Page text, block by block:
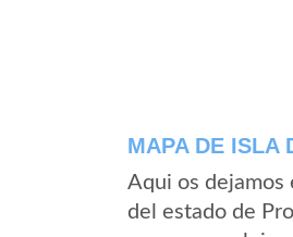
MAPA DE ISLA
Aqui os dejamos
del estado de